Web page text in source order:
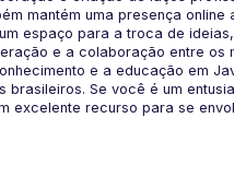
mantém uma presença
espaço para a troca de
e a educação em
Se você é um
excelente recurso para se